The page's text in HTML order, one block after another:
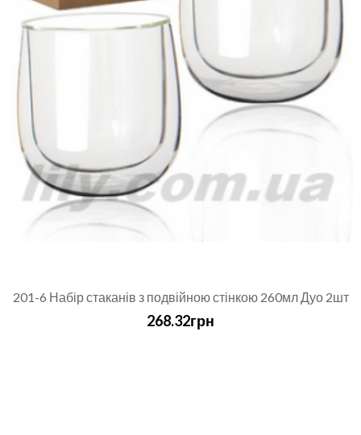
201-6 Набір стаканів з подвійною стінкою 260мл Дуо 2шт
268.32грн